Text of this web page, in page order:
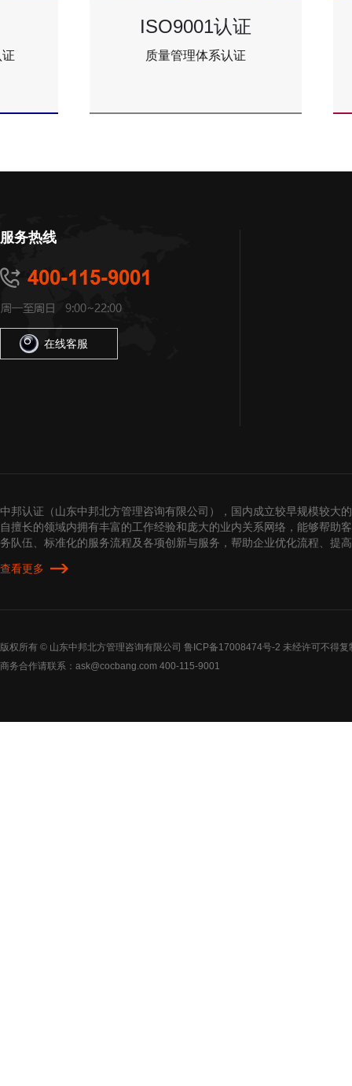
ISO9001认证
质量管理体系认证
服务热线
在线客服
中邦认证（山东中邦北方管理咨询有限公司），国内成立较早规模较大
自擅长的领域内拥有丰富的工作经验和庞大的业内关系网络，能够帮助
务队伍、标准化的服务流程及各项创新与服务，帮助企业优化流程、提
查看更多
版权所有 © 山东中邦北方管理咨询有限公司 鲁ICP备17008474号-2 未经许可不得复
商务合作请联系：ask@cocbang.com 400-115-9001